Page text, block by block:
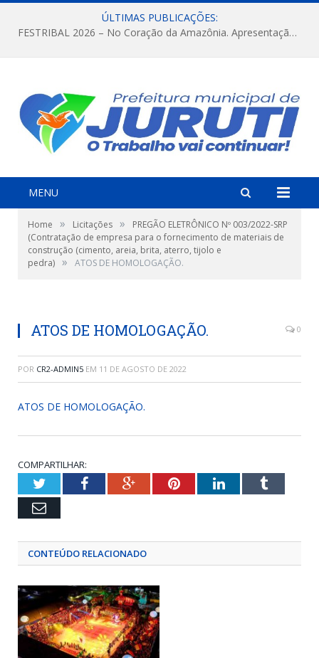
ÚLTIMAS PUBLICAÇÕES:
FESTRIBAL 2026 – No Coração da Amazônia. Apresentação da Munduruku.
MENU
Home » Licitações »
PREGÃO ELETRÔNICO Nº 003/2022-SRP
(Contratação de empresa para o fornecimento de materiais de
construção (cimento, areia, brita, aterro, tijolo e
pedra) » ATOS DE HOMOLOGAÇÃO.
ATOS DE HOMOLOGAÇÃO. 0
POR CR2-ADMIN5 EM 11 DE AGOSTO DE 2022
ATOS DE HOMOLOGAÇÃO.
COMPARTILHAR:
TwitterFacebookGoogle+PinterestLinkedInTumblr
Email
CONTEÚDO RELACIONADO